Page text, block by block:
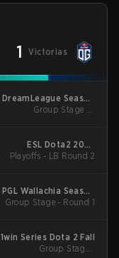
1 Victorias
DreamLeague Season
28
Group Stage 1 -
ESL Dota2 2025
DreamLeague Season
Playoffs - LB Round 2
PGL Wallachia Season
6 Main Tournament
Group Stage - Round 1
1win Series Dota 2 Fall
Group Stage -